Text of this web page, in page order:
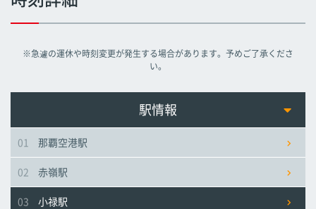
県庁前駅
美栄橋駅
牧志駅
おもろまち駅
県庁前駅
美栄橋駅
牧志駅
おもろまち駅
県庁前駅
美栄橋駅
牧志駅
おもろまち駅
※急遽の運休や時刻変更が発生する場合があります。予めご了承くださ
い。
駅情報
01 那覇空港駅
02 赤嶺駅
03 小禄駅